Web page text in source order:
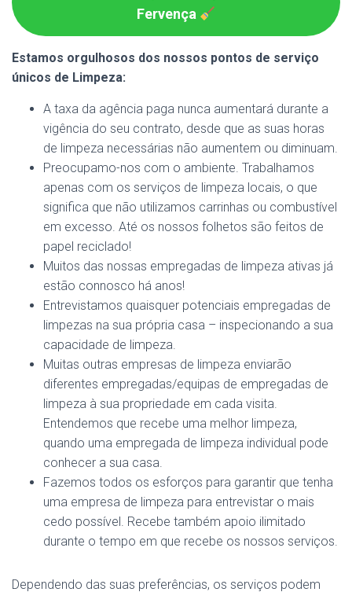
Fervença
Estamos orgulhosos dos nossos pontos de serviço
únicos de Limpeza:
A taxa da agência paga nunca aumentará durante a
vigência do seu contrato, desde que as suas horas
de limpeza necessárias não aumentem ou diminuam.
Preocupamo-nos com o ambiente. Trabalhamos
apenas com os serviços de limpeza locais, o que
significa que não utilizamos carrinhas ou combustível
em excesso. Até os nossos folhetos são feitos de
papel reciclado!
Muitos das nossas empregadas de limpeza ativas já
estão connosco há anos!
Entrevistamos quaisquer potenciais empregadas de
limpezas na sua própria casa – inspecionando a sua
capacidade de limpeza.
Muitas outras empresas de limpeza enviarão
diferentes empregadas/equipas de empregadas de
limpeza à sua propriedade em cada visita.
Entendemos que recebe uma melhor limpeza,
quando uma empregada de limpeza individual pode
conhecer a sua casa.
Fazemos todos os esforços para garantir que tenha
uma empresa de limpeza para entrevistar o mais
cedo possível. Recebe também apoio ilimitado
durante o tempo em que recebe os nossos serviços.
Dependendo das suas preferências, os serviços podem